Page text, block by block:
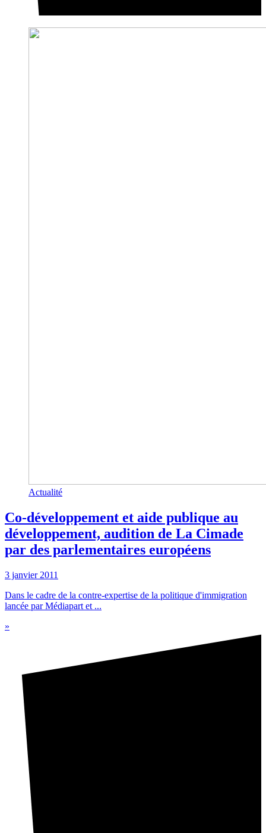
Actualité
Co-développement et aide publique au
développement, audition de La Cimade
par des parlementaires européens
3 janvier 2011
Dans le cadre de la contre-expertise de la politique d'immigration
lancée par Médiapart et ...
»